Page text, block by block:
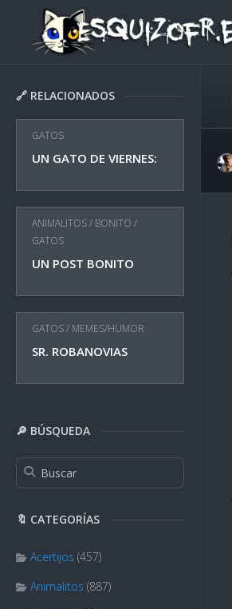
content
🔗 RELACIONADOS
GATOS
UN GATO DE VIERNES:
ANIMALITOS/ BONITO /
GATOS
UN POST BONITO
GATOS/ MEMES/HUMOR
SR. ROBANOVIAS
🔎 BÚSQUEDA
🔖 CATEGORÍAS
Acertijos (457)
Animalitos (887)